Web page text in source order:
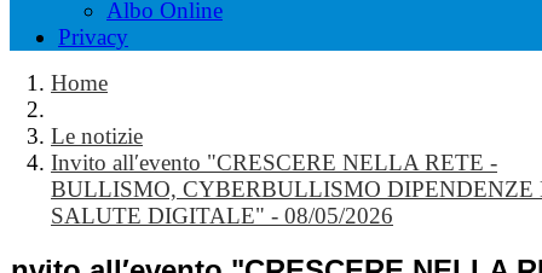
Albo Online
Privacy
Home
Le notizie
Invito all′evento "CRESCERE NELLA RETE -
BULLISMO, CYBERBULLISMO DIPENDENZE
SALUTE DIGITALE" - 08/05/2026